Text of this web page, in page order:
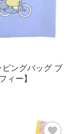
ピングバッグ ブ
ィー】